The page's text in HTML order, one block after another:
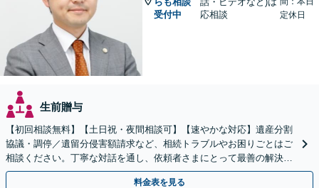
受付中
応相談
定休日
生前贈与
【初回相談無料】【土日祝・夜間相談可】【速やかな対応】遺産分割
協議・調停／遺留分侵害額請求など、相続トラブルやお困りごとはご
相談ください。丁寧な対話を通し、依頼者さまにとって最善の解決を
目指します。
料金表を見る